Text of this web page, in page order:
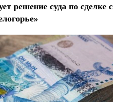
решение суда по сделке с